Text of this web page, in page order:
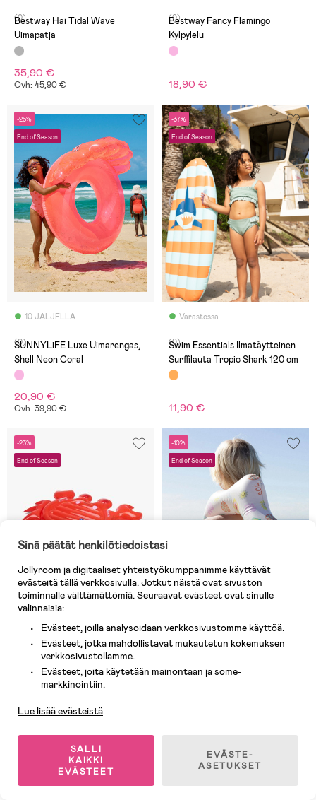
(0)
Bestway Hai Tidal Wave
Uimapatja
35,90 €
Ovh: 45,90 €
(0)
Bestway Fancy Flamingo
Kylpylelu
18,90 €
-25%
End of Season
10 JÄLJELLÄ
(0)
SUNNYLiFE Luxe Uimarengas,
Shell Neon Coral
20,90 €
Ovh: 39,90 €
-37%
End of Season
Varastossa
(0)
Swim Essentials Ilmatäytteinen
Surffilauta Tropic Shark 120 cm
11,90 €
-23%
End of Season
8 JÄLJELLÄ
Swim Essentials Uimapatja Oh
Crab 140 cm
16,90 €
Ovh: 25,90 €
-10%
End of Season
3 JÄLJELLÄ
SUNNYLiFE Uimarengas, Smiley
1
Sinä päätät henkilötiedoistasi
Jollyroom ja digitaaliset yhteistyökumppanimme käyttävät
evästeitä tällä verkkosivulla. Jotkut näistä ovat sivuston
toiminnalle välttämättömiä. Seuraavat evästeet ovat sinulle
valinnaisia:
Evästeet, joilla analysoidaan verkkosivustomme käyttöä.
Evästeet, jotka mahdollistavat mukautetun kokemuksen
verkkosivustollamme.
Evästeet, joita käytetään mainontaan ja some-
markkinointiin.
Lue lisää evästeistä
SALLI
KAIKKI
EVÄSTEET
EVÄSTE-
ASETUKSET